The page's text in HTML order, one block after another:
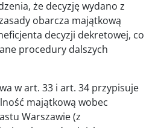
że decyzję wydano z
obarcza majątkową
decyzji dekretowej, co
procedury dalszych
w art. 33 i art. 34 przypisuje
majątkową wobec
Warszawie (z